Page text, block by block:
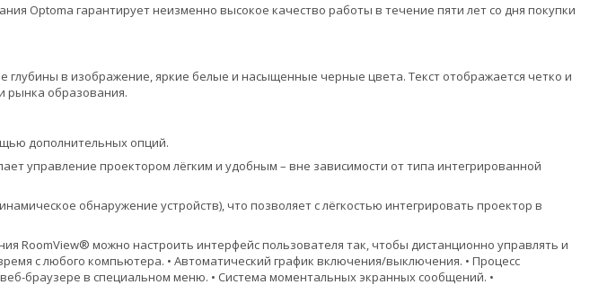
Optoma гарантирует неизменно высокое качество работы в течение пяти лет со дня покупки
глубины в изображение, яркие белые и насыщенные черные цвета. Текст отображается четко и
рынка образования.
дополнительных опций.
управление проектором лёгким и удобным – вне зависимости от типа интегрированной
обнаружение устройств), что позволяет с лёгкостью интегрировать проектор в
RoomView® можно настроить интерфейс пользователя так, чтобы дистанционно управлять и
с любого компьютера. • Автоматический график включения/выключения. • Процесс
браузере в специальном меню. • Система моментальных экранных сообщений. •